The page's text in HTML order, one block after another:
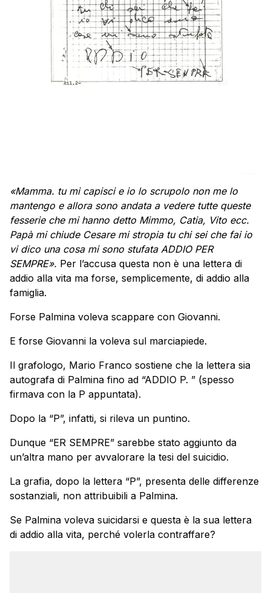
«Mamma. tu mi capisci e io lo scrupolo non me lo
mantengo e allora sono andata a vedere tutte queste
fesserie che mi hanno detto Mimmo, Catia, Vito ecc.
Papà mi chiude Cesare mi stropia tu chi sei che fai io
vi dico una cosa mi sono stufata ADDIO PER
SEMPRE». Per l’accusa questa non è una lettera di
addio alla vita ma forse, semplicemente, di addio alla
famiglia.
Forse Palmina voleva scappare con Giovanni.
E forse Giovanni la voleva sul marciapiede.
Il grafologo, Mario Franco sostiene che la lettera sia
autografa di Palmina fino ad “ADDIO P. ” (spesso
firmava con la P appuntata).
Dopo la “P”, infatti, si rileva un puntino.
Dunque “ER SEMPRE” sarebbe stato aggiunto da
un’altra mano per avvalorare la tesi del suicidio.
La grafia, dopo la lettera “P”, presenta delle differenze
sostanziali, non attribuibili a Palmina.
Se Palmina voleva suicidarsi e questa è la sua lettera
di addio alla vita, perché volerla contraffare?